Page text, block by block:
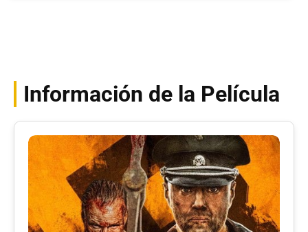
Información de la Película